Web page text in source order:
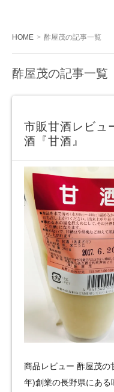
HOME 酢屋茂の記事一覧
酢屋茂の記事一覧
市販甘酒レビュ
酒『甘酒』
商品レビュー 酢屋茂
年)創業の長野県にあ